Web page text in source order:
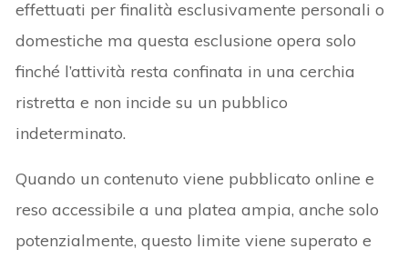
effettuati per finalità esclusivamente personali o
domestiche ma questa esclusione opera solo
finché l’attività resta confinata in una cerchia
ristretta e non incide su un pubblico
indeterminato.
Quando un contenuto viene pubblicato online e
reso accessibile a una platea ampia, anche solo
potenzialmente, questo limite viene superato e